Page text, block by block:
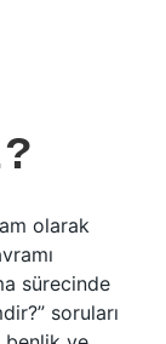
olarak
sürecinde
soruları